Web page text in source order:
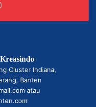
Cluster Indiana,
Banten
atau